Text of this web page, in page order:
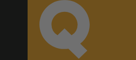
Suscríbete a nuestro